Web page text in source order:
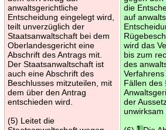
anwaltsgerichtliche
Entscheidung eingelegt wird,
teilt unverzüglich der
Staatsanwaltschaft bei dem
Oberlandesgericht eine
Abschrift des Antrags mit.
Der Staatsanwaltschaft ist
auch eine Abschrift des
Beschlusses mitzuteilen, mit
dem über den Antrag
entschieden wird.
(5) Leitet die
die
auf
wird das
bis zum
des
Verfahrens
Fällen des
der
unwirksam
1